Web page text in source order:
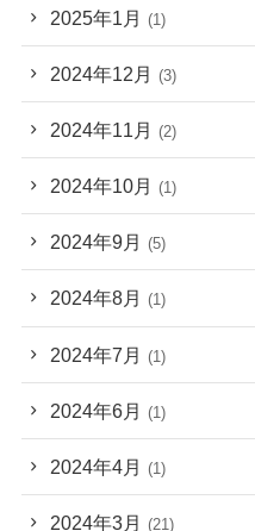
2025年1月 (1)
2024年12月 (3)
2024年11月 (2)
2024年10月 (1)
2024年9月 (5)
2024年8月 (1)
2024年7月 (1)
2024年6月 (1)
2024年4月 (1)
2024年3月 (21)